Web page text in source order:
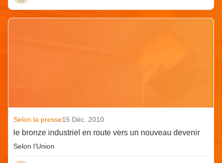
Selon la presse15 Déc. 2010
le bronze industriel en route vers un nouveau devenir
Selon l’Union